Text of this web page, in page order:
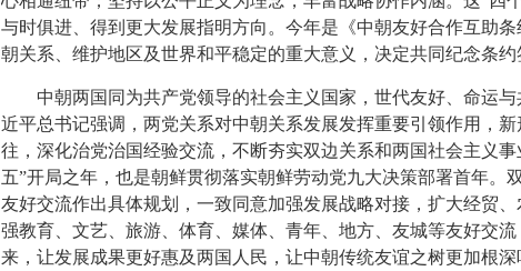
与时俱进、得到更大发展指明方向。今年是《中朝友好合作互助
朝关系、维护地区及世界和平稳定的重大意义，决定共同纪念条约
中朝两国同为共产党领导的社会主义国家，世代友好、命运与
近平总书记强调，两党关系对中朝关系发展发挥重要引领作用，
往，深化治党治国经验交流，不断夯实双边关系和两国社会主义
五”开局之年，也是朝鲜贯彻落实朝鲜劳动党九大决策部署首年。
友好交流作出具体规划，一致同意加强发展战略对接，扩大经贸
强教育、文艺、旅游、体育、媒体、青年、地方、友城等友好交
来，让发展成果更好惠及两国人民，让中朝传统友谊之树更加根